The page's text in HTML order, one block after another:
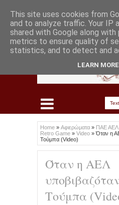
Home » Αφιερώματα » ΠΑΕ ΑΕΛ
Retro Game » Video »Όταν η
Τούμπα (Video)
Όταν η ΑΕΛ
Τούμπα
This site uses cookies from
and to analyze traffic. Your IP
shared with Google along
metrics to ensure quality of
statistics, and to detect and
LEARN MORE